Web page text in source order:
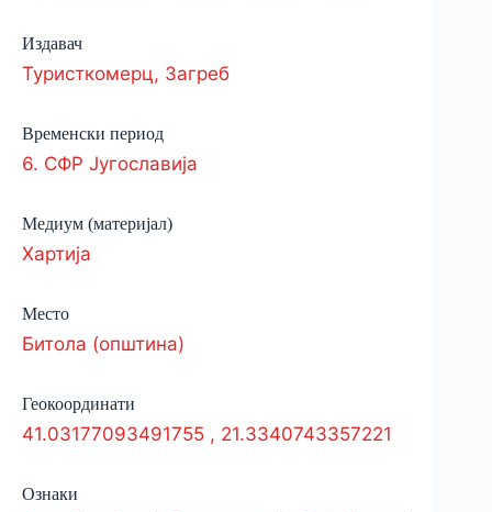
Издавач
Туристкомерц, Загреб
Временски период
6. СФР Југославија
Медиум (материјал)
Хартија
Место
Битола (општина)
Геокоординати
41.03177093491755 , 21.3340743357221
Ознаки